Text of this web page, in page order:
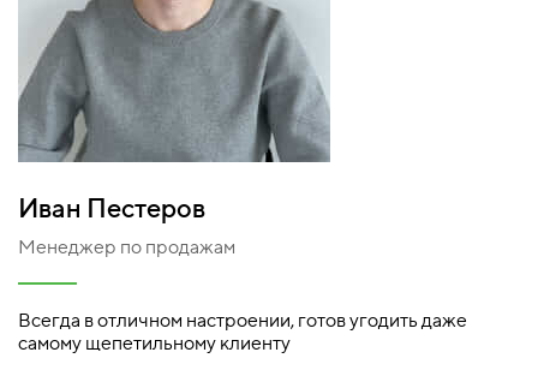
Иван Пестеров
Менеджер по продажам
Всегда в отличном настроении, готов угодить даже
самому щепетильному клиенту